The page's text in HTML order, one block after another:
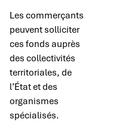
Les commerçants
peuvent solliciter
ces fonds auprès
des collectivités
territoriales, de
l’État et des
organismes
spécialisés.